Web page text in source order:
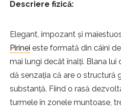
Descriere fizică:
Elegant, impozant și
Pirinei este formată din câini
mai lungi decât înalți. Blana lui
dă senzația că are o structură
substanță. Fiind o rasă
turmele în zonele muntoase,